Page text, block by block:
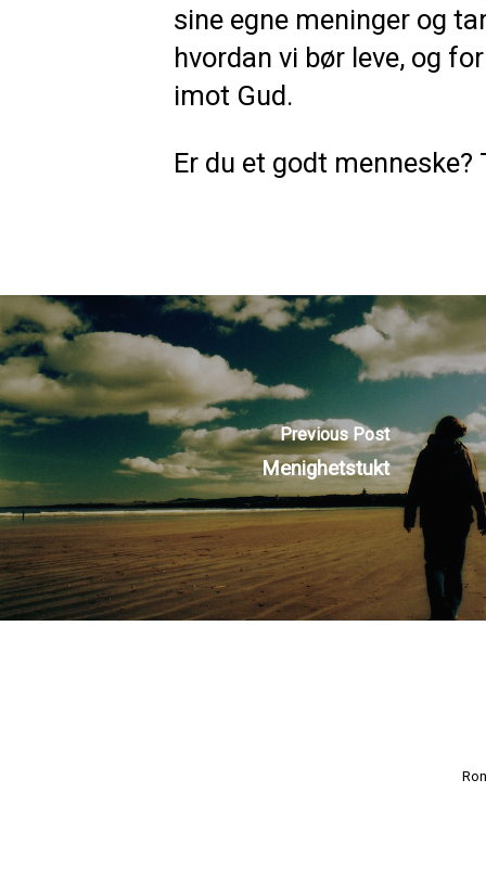
sine egne meninger og
hvordan vi bør leve, og
imot Gud.
Er du et godt
Previous Post
Menighetstukt